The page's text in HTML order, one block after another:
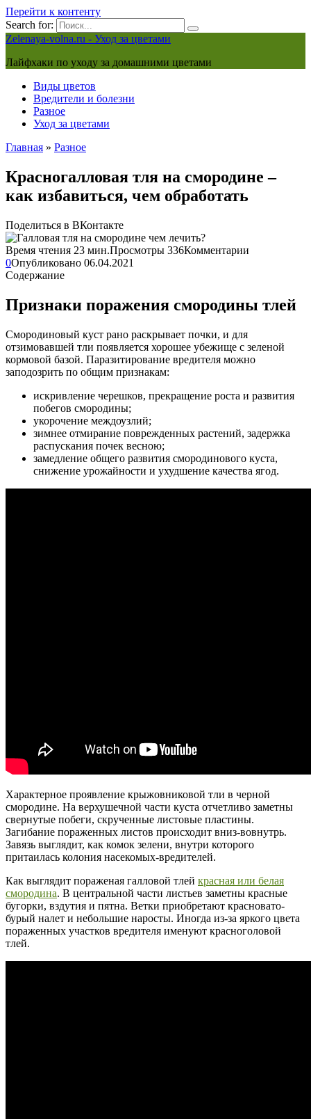
Перейти к контенту
Search for:
Zelenaya-volna.ru - Уход за цветами
Лайфхаки по уходу за домашними цветами
Виды цветов
Вредители и болезни
Разное
Уход за цветами
Главная » Разное
Красногалловая тля на смородине –
как избавиться, чем обработать
Поделиться в ВКонтакте
Время чтения 23 мин.Просмотры 336Комментарии
0Опубликовано 06.04.2021
Содержание
Признаки поражения смородины тлей
Смородиновый куст рано раскрывает почки, и для
отзимовавшей тли появляется хорошее убежище с зеленой
кормовой базой. Паразитирование вредителя можно
заподозрить по общим признакам:
искривление черешков, прекращение роста и развития
побегов смородины;
укорочение междоузлий;
зимнее отмирание поврежденных растений, задержка
распускания почек весною;
замедление общего развития смородинового куста,
снижение урожайности и ухудшение качества ягод.
Характерное проявление крыжовниковой тли в черной
смородине. На верхушечной части куста отчетливо заметны
свернутые побеги, скрученные листовые пластины.
Загибание пораженных листов происходит вниз-вовнутрь.
Завязь выглядит, как комок зелени, внутри которого
притаилась колония насекомых-вредителей.
Как выглядит пораженая галловой тлей красная или белая
смородина. В центральной части листьев заметны красные
бугорки, вздутия и пятна. Ветки приобретают красновато-
бурый налет и небольшие наросты. Иногда из-за яркого цвета
пораженных участков вредителя именуют красноголовой
тлей.